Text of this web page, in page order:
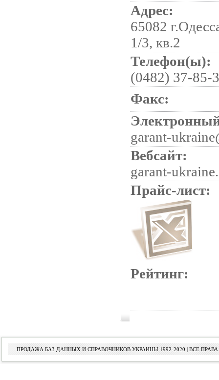
Адрес:
65082
1/3, кв.2
Телефон(ы):
(0482) 37-85-
Факс:
garant-
Вебсайт:
garant-
Прайс-лист:
Рейтинг:
ПРОДАЖА БАЗ ДАННЫХ И СПРАВОЧНИКОВ УКРАИНЫ 1992-2020 | ВСЕ